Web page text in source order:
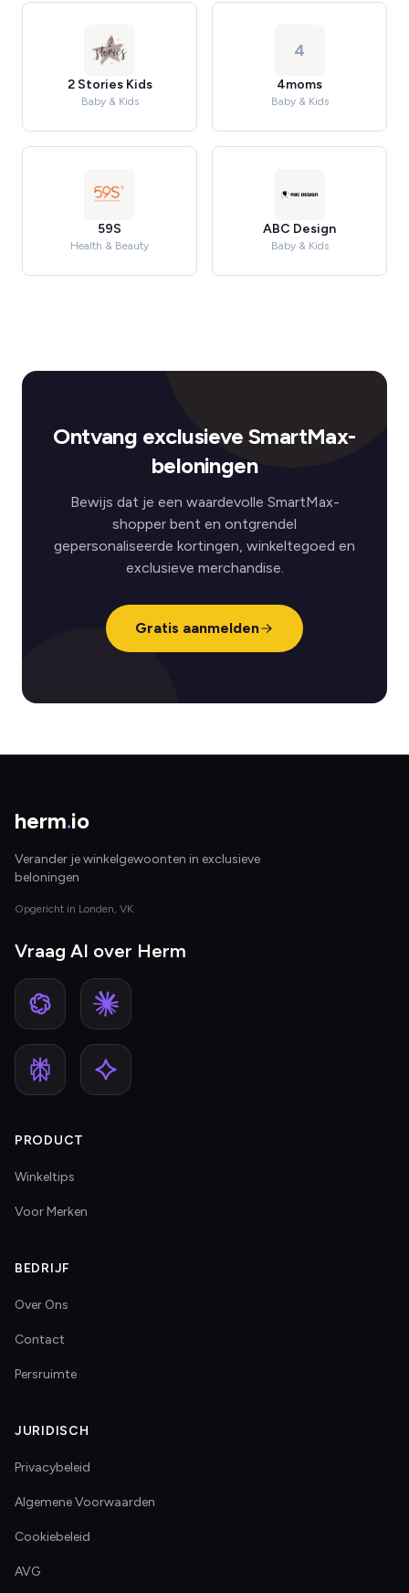
2 Stories Kids
Baby & Kids
4
4moms
Baby & Kids
59S
Health & Beauty
ABC Design
Baby & Kids
Ontvang exclusieve SmartMax-
beloningen
Bewijs dat je een waardevolle SmartMax-
shopper bent en ontgrendel
gepersonaliseerde kortingen, winkeltegoed en
exclusieve merchandise.
Gratis aanmelden
herm.io
Verander je winkelgewoonten in exclusieve
beloningen
Opgericht in Londen, VK
Vraag AI over Herm
PRODUCT
Winkeltips
Voor Merken
BEDRIJF
Over Ons
Contact
Persruimte
JURIDISCH
Privacybeleid
Algemene Voorwaarden
Cookiebeleid
AVG